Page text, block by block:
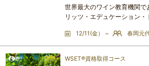
世界最大のワイン教育機関で
リッツ・エデュケーション・
WSET®）のカリキュラムを
する総合的な知識を体系的に
終回は、WSET®の資格認定
12/11(金） ~ 春岡元
WSET®資格取得コース